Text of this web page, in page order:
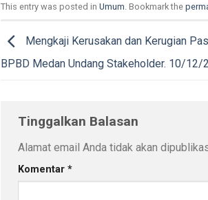
This entry was posted in Umum . Bookmark the
Mengkaji Kerusakan dan Kerugian
BPBD Medan Undang Stakeholder. 10/12/
Tinggalkan Balasan
Alamat email Anda tidak akan
Komentar *